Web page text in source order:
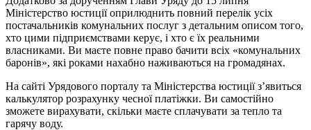
Міністерство юстиції оприлюднить повний перелік усіх
постачальників комунальних послуг з детальним описом того,
хто цими підприємствами керує, і хто є їх реальними
власниками. Ви маєте повне право бачити всіх «комунальних
баронів», які роками нахабно наживаються на громадянах.
На сайті Урядового порталу та Міністерства юстиції з’явиться
калькулятор розрахунку чесної платіжки. Ви самостійно
зможете вирахувати, скільки маєте сплачувати за тепло та
гарячу воду.